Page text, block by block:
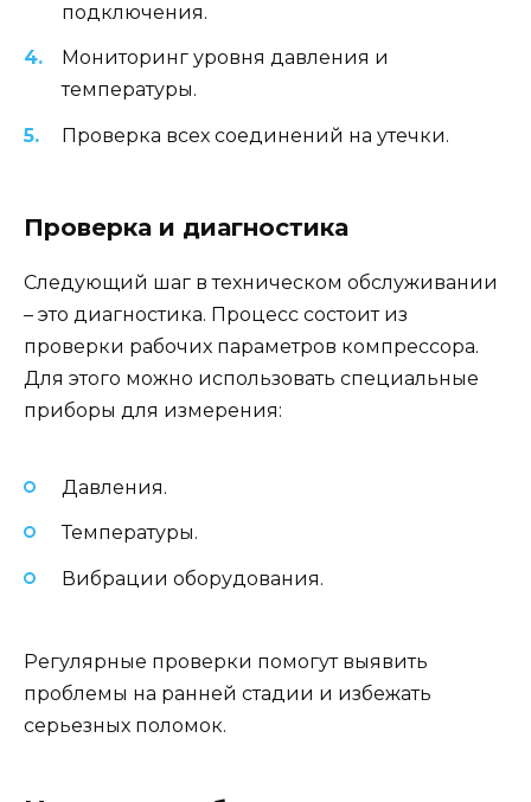
подключения.
Мониторинг уровня давления и
температуры.
Проверка всех соединений на утечки.
Проверка и диагностика
Следующий шаг в техническом обслуживании
– это диагностика. Процесс состоит из
проверки рабочих параметров компрессора.
Для этого можно использовать специальные
приборы для измерения:
Давления.
Температуры.
Вибрации оборудования.
Регулярные проверки помогут выявить
проблемы на ранней стадии и избежать
серьезных поломок.